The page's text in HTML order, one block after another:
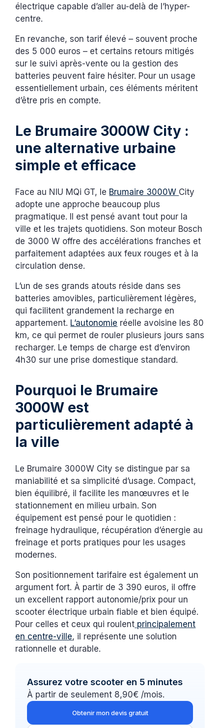
électrique capable d’aller au-delà de l’hyper-
centre.
En revanche, son tarif élevé – souvent proche
des 5 000 euros – et certains retours mitigés
sur le suivi après-vente ou la gestion des
batteries peuvent faire hésiter. Pour un usage
essentiellement urbain, ces éléments méritent
d’être pris en compte.
Le Brumaire 3000W City :
une alternative urbaine
simple et efficace
Face au NIU MQi GT, le Brumaire 3000W City
adopte une approche beaucoup plus
pragmatique. Il est pensé avant tout pour la
ville et les trajets quotidiens. Son moteur Bosch
de 3000 W offre des accélérations franches et
parfaitement adaptées aux feux rouges et à la
circulation dense.
L’un de ses grands atouts réside dans ses
batteries amovibles, particulièrement légères,
qui facilitent grandement la recharge en
appartement. L’autonomie réelle avoisine les 80
km, ce qui permet de rouler plusieurs jours sans
recharger. Le temps de charge est d’environ
4h30 sur une prise domestique standard.
Pourquoi le Brumaire
3000W est
particulièrement adapté à
la ville
Le Brumaire 3000W City se distingue par sa
maniabilité et sa simplicité d’usage. Compact,
bien équilibré, il facilite les manœuvres et le
stationnement en milieu urbain. Son
équipement est pensé pour le quotidien :
freinage hydraulique, récupération d’énergie au
freinage et ports pratiques pour les usages
modernes.
Son positionnement tarifaire est également un
argument fort. À partir de 3 390 euros, il offre
un excellent rapport autonomie/prix pour un
scooter électrique urbain fiable et bien équipé.
Pour celles et ceux qui roulent principalement
en centre-ville, il représente une solution
rationnelle et durable.
Assurez votre scooter en 5 minutes
À partir de seulement 8,90€ /mois.
Obtenir mon devis gratuit